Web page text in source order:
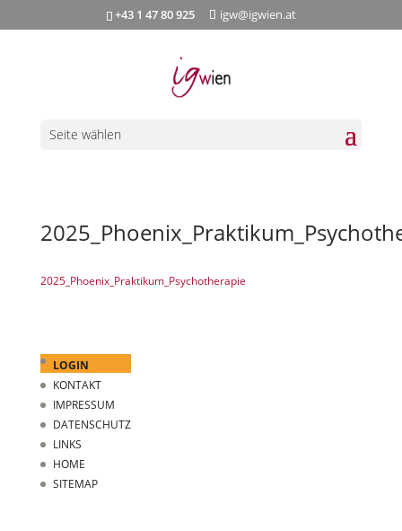
+43 1 47 80 925 igw@igwien.at
Seite wählen
2025_Phoenix_Praktikum_Psychotherapie
LOGIN
KONTAKT
IMPRESSUM
DATENSCHUTZ
LINKS
HOME
SITEMAP